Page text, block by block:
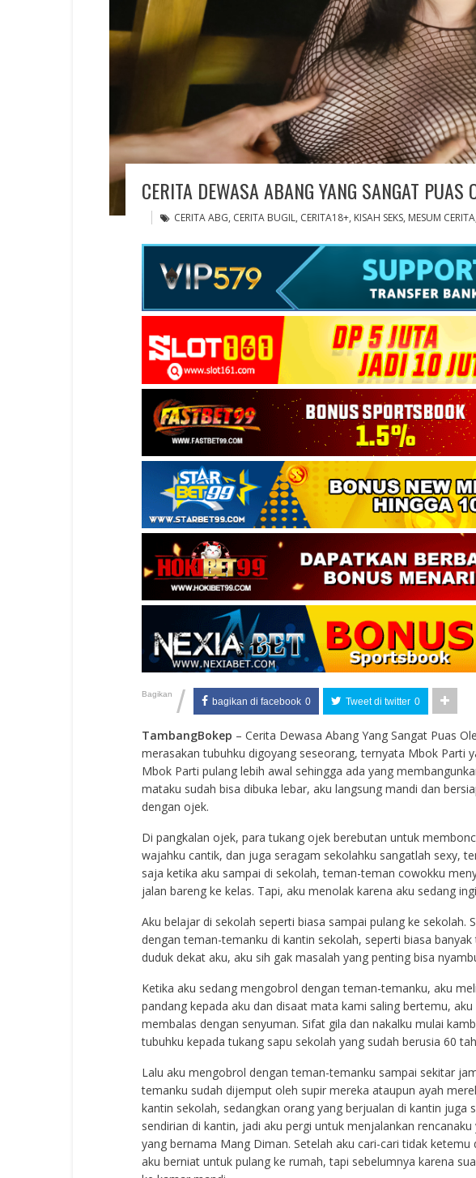
CERITA DEWASA ABANG YANG SANGAT PUAS
CERITA ABG, CERITA BUGIL, CERITA18+, KISAH SEKS, MESUM CERITA,
Bagikan / bagikan di facebook 0 Tweet di twitter 0
TambangBokep – Cerita Dewasa Abang Yang Sangat Puas
merasakan tubuhku digoyang seseorang, ternyata Mbok Parti
Mbok Parti pulang lebih awal sehingga ada yang
mataku sudah bisa dibuka lebar, aku langsung mandi dan
dengan ojek.
Di pangkalan ojek, para tukang ojek berebutan untuk
wajahku cantik, dan juga seragam sekolahku sangatlah sexy,
saja ketika aku sampai di sekolah, teman-teman cowokku
jalan bareng ke kelas. Tapi, aku menolak karena aku sedang
Aku belajar di sekolah seperti biasa sampai pulang ke sekolah.
dengan teman-temanku di kantin sekolah, seperti biasa
duduk dekat aku, aku sih gak masalah yang penting bisa
Ketika aku sedang mengobrol dengan teman-temanku, aku
pandang kepada aku dan disaat mata kami saling bertemu,
membalas dengan senyuman. Sifat gila dan nakalku mulai
tubuhku kepada tukang sapu sekolah yang sudah berusia 60
Lalu aku mengobrol dengan teman-temanku sampai sekitar
temanku sudah dijemput oleh supir mereka ataupun ayah
kantin sekolah, sedangkan orang yang berjualan di kantin juga
sendirian di kantin, jadi aku pergi untuk menjalankan
yang bernama Mang Diman. Setelah aku cari-cari tidak
aku berniat untuk pulang ke rumah, tapi sebelumnya karena